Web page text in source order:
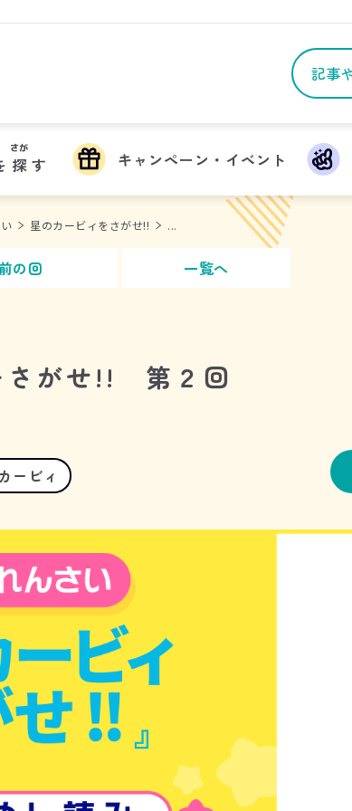
探
さが
す キャンペーン・イベント
星のカービィをさがせ!! ...
の回 一覧へ
さがせ!! 第２回
ービィ